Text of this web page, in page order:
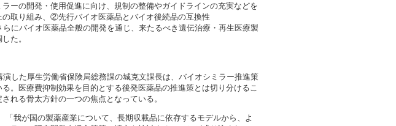
ーの開発・使用促進に向け、規制の整備やガイドラインの充実などを
取り組み、②先行バイオ医薬品とバイオ後続品の互換性
にバイオ医薬品全般の開発を通じ、来たるべき遺伝治療・再生医療製
た。
した厚生労働省保険局総務課の城克文課長は、バイオシミラー推進策
。医療費抑制効果を目的とする後発医薬品の推進策とは切り分けるこ
れる骨太方針の一つの焦点となっている。
我が国の製薬産業について、長期収載品に依存するモデルから、よ